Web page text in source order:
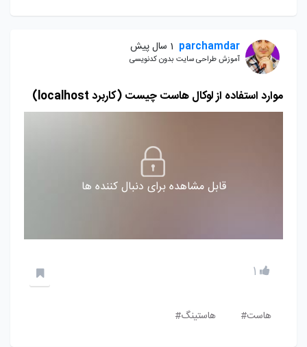
parchamdar 1 سال پیش
آموزش طراحی سایت بدون کدنویسی
موارد استفاده از لوکال هاست چیست (کاربرد localhost)
قابل مشاهده برای دنبال کننده ها
1
هاست# هاستینگ#